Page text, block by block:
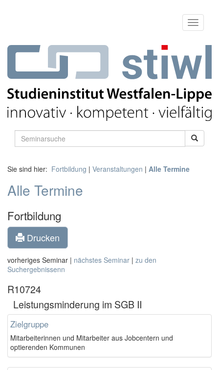
Sie sind hier: Fortbildung | Veranstaltungen | Alle Termine
Alle Termine
Fortbildung
Drucken
vorheriges Seminar | nächstes Seminar | zu den
Suchergebnissenn
R10724
Leistungsminderung im SGB II
Zielgruppe
Mitarbeiterinnen und Mitarbeiter aus Jobcentern und
optierenden Kommunen